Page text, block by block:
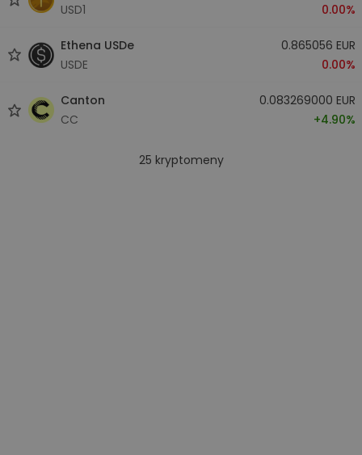
USD1
0.00%
Ethena USDe
USDE
0.865056 EUR
0.00%
Canton
CC
0.083269000 EUR
+4.90%
25 kryptomeny